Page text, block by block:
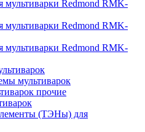
мультиварки Redmond RMK-
мультиварки Redmond RMK-
мультиварки Redmond RMK-
мультиварок
прочие
(ТЭНы) для